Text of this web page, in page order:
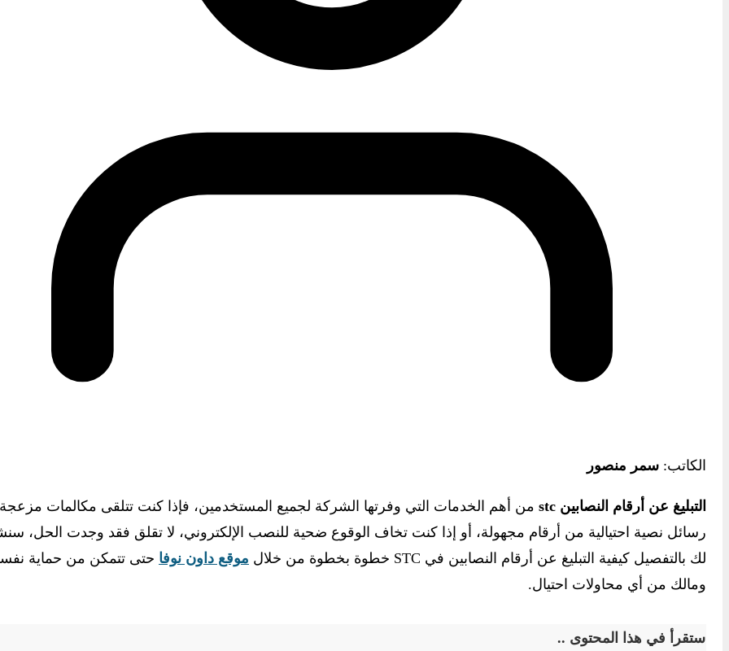
الكاتب: سمر منصور
التبليغ عن أرقام النصابين stc
من أهم الخدمات التي وفرتها الشركة لجميع المستخدمين، فإذا كنت تتلقى مكالمات
رسائل نصية احتيالية من أرقام مجهولة، أو إذا كنت تخاف الوقوع ضحية للنصب الإلكتروني، لا تقلق فقد وجدت الحل،
لك بالتفصيل كيفية التبليغ عن أرقام النصابين في STC خطوة بخطوة من خلال
موقع داون نوفا حتى تتمكن من حماية
ومالك من أي محاولات احتيال.
ستقرأ في هذا المحتوى ..